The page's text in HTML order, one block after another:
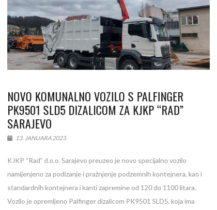
NOVO KOMUNALNO VOZILO S PALFINGER
PK9501 SLD5 DIZALICOM ZA KJKP “RAD”
SARAJEVO
13. JANUARA 2023.
KJKP “Rad” d.o.o. Sarajevo preuzeo je novo specijalno vozilo
namijenjeno za podizanje i pražnjenje podzemnih kontejnera, kao i
standardnih kontejnera i kanti zapremine od 120 do 1100 litara.
Vozilo je opremljeno Palfinger dizalicom PK9501 SLD5, koja ima